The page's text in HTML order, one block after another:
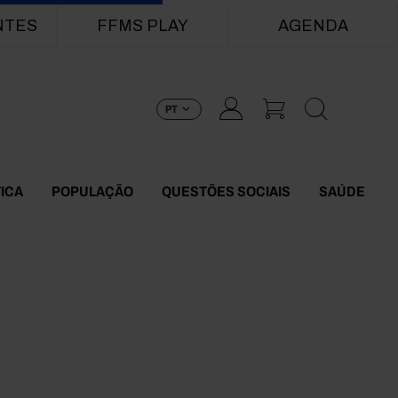
FFMS PLAY AGENDA
PT
POPULAÇÃO QUESTÕES SOCIAIS SAÚDE